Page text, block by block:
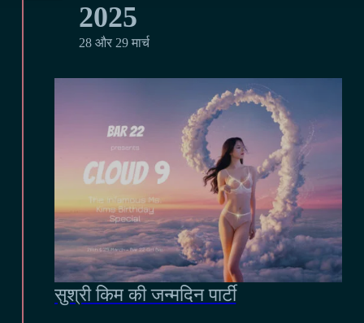
2025
28 और 29 मार्च
सुश्री किम की जन्मदिन पार्टी